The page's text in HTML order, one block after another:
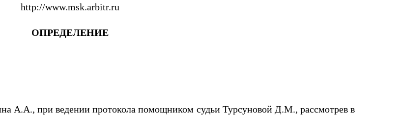
http://www.msk.arbitr.ru
ОПРЕДЕЛЕНИЕ
А.А., при ведении протокола помощником судьи Турсуновой Д.М., рассмотрев в